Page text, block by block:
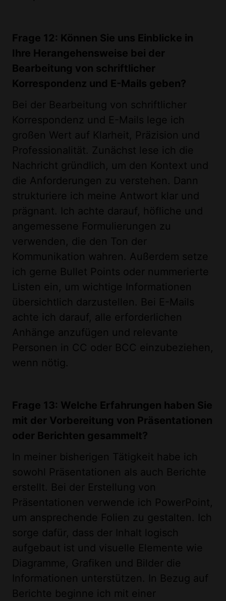
Frage 12: Können Sie uns Einblicke in
Ihre Herangehensweise bei der
Bearbeitung von schriftlicher
Korrespondenz und E-Mails geben?
Bei der Bearbeitung von schriftlicher
Korrespondenz und E-Mails lege ich
großen Wert auf Klarheit, Präzision und
Professionalität. Zunächst lese ich die
Nachricht gründlich, um den Kontext und
die Anforderungen zu verstehen. Dann
strukturiere ich meine Antwort klar und
prägnant. Ich achte darauf, höfliche und
angemessene Formulierungen zu
verwenden, die den Ton der
Kommunikation wahren. Außerdem setze
ich gerne Bullet Points oder nummerierte
Listen ein, um wichtige Informationen
übersichtlich darzustellen. Bei E-Mails
achte ich darauf, alle erforderlichen
Anhänge anzufügen und relevante
Personen in CC oder BCC einzubeziehen,
wenn nötig.
Frage 13: Welche Erfahrungen haben Sie
mit der Vorbereitung von Präsentationen
oder Berichten gesammelt?
In meiner bisherigen Tätigkeit habe ich
sowohl Präsentationen als auch Berichte
erstellt. Bei der Erstellung von
Präsentationen verwende ich PowerPoint,
um ansprechende Folien zu gestalten. Ich
sorge dafür, dass der Inhalt logisch
aufgebaut ist und visuelle Elemente wie
Diagramme, Grafiken und Bilder die
Informationen unterstützen. In Bezug auf
Berichte beginne ich mit einer